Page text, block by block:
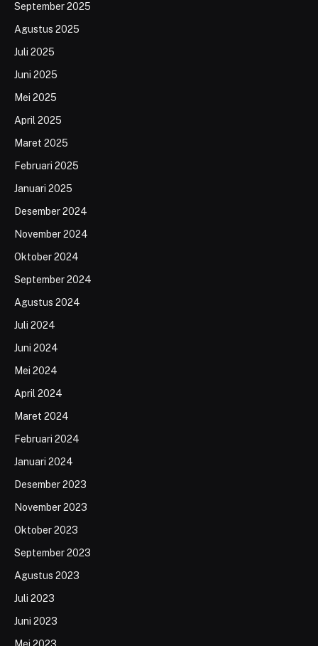
September 2025
Agustus 2025
Juli 2025
Juni 2025
Mei 2025
April 2025
Maret 2025
Februari 2025
Januari 2025
Desember 2024
November 2024
Oktober 2024
September 2024
Agustus 2024
Juli 2024
Juni 2024
Mei 2024
April 2024
Maret 2024
Februari 2024
Januari 2024
Desember 2023
November 2023
Oktober 2023
September 2023
Agustus 2023
Juli 2023
Juni 2023